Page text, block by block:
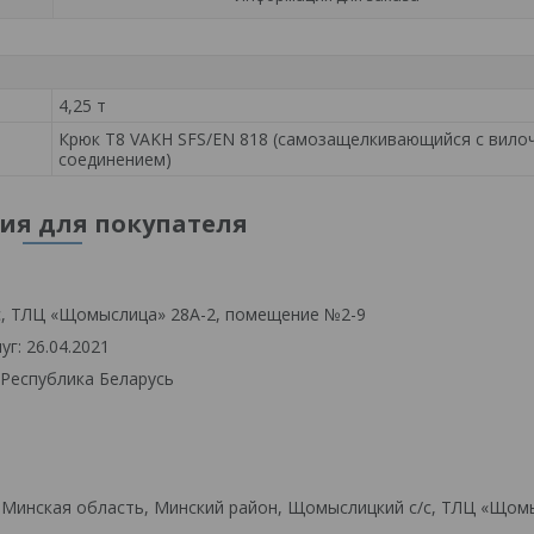
4,25 т
Крюк Т8 VAKH SFS/EN 818 (самозащелкивающийся с
соединением)
для покупателя
ТЛЦ «Щомыслица» 28А-2, помещение №2-9
26.04.2021
Беларусь
область, Минский район, Щомыслицкий с/с, ТЛЦ